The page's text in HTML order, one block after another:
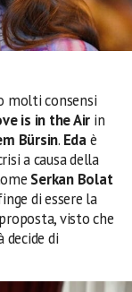
molti consensi
is in the Air in
Bürsin. Edaè
a causa della
Serkan Bolat
di essere la
visto che
di